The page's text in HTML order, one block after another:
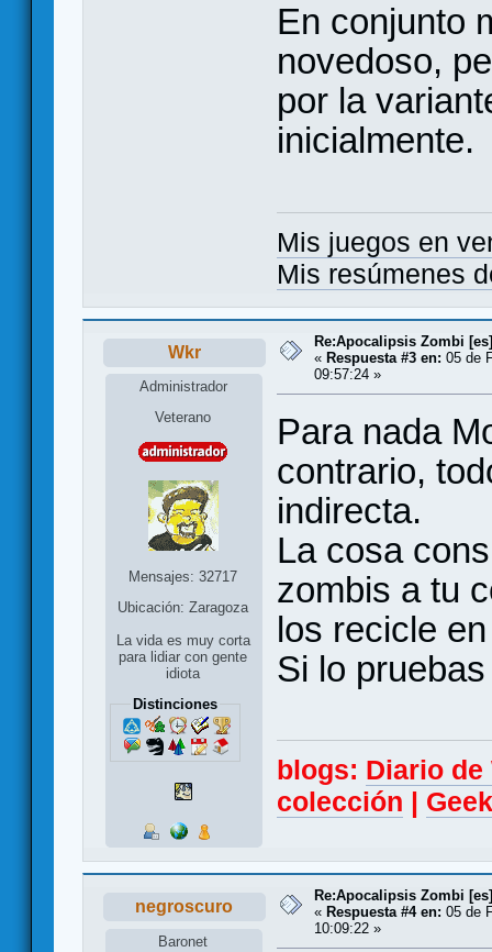
En conjunto
novedoso,
por la
inicialmente.
Mis juegos en
Mis resúmenes
Wkr
Administrador
Veterano
Mensajes: 32717
Ubicación: Zaragoza
La vida es muy corta
para lidiar con gente
idiota
Distinciones
Re:Apocalipsis Zombi [es]
« Respuesta #3 en: 05 de
09:57:24 »
Para nada
contrario,
indirecta.
La cosa
zombis a tu
los recicle
Si lo
blogs: Diario
colección
negroscuro
Baronet
Re:Apocalipsis Zombi [es]
« Respuesta #4 en: 05 de
10:09:22 »